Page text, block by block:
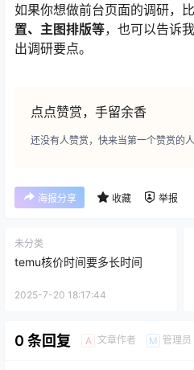
如果你想做前台页面的调研，
置、主图排版等，也可以告诉
出调研要点。
点点赞赏，手留余香
还没有人赞赏，快来当第一个赞赏的人
海报分享 收藏 举报
未分类
temu核价时间要多长时间
2025-7-20 18:17:44
0 条回复 A 文章作者 M 管理员